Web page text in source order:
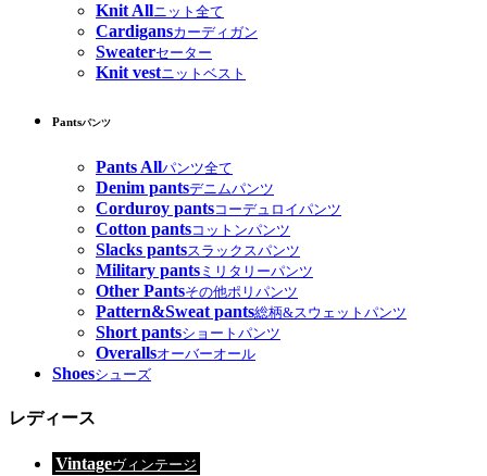
Knit Allニット全て
Cardigansカーディガン
Sweaterセーター
Knit vestニットベスト
Pantsパンツ
Pants Allパンツ全て
Denim pantsデニムパンツ
Corduroy pantsコーデュロイパンツ
Cotton pantsコットンパンツ
Slacks pantsスラックスパンツ
Military pants ミリタリーパンツ
Other Pantsその他ポリパンツ
Pattern&Sweat pants総柄&スウェットパンツ
Short pantsショートパンツ
Overallsオーバーオール
Shoesシューズ
レディース
Vintageヴィンテージ